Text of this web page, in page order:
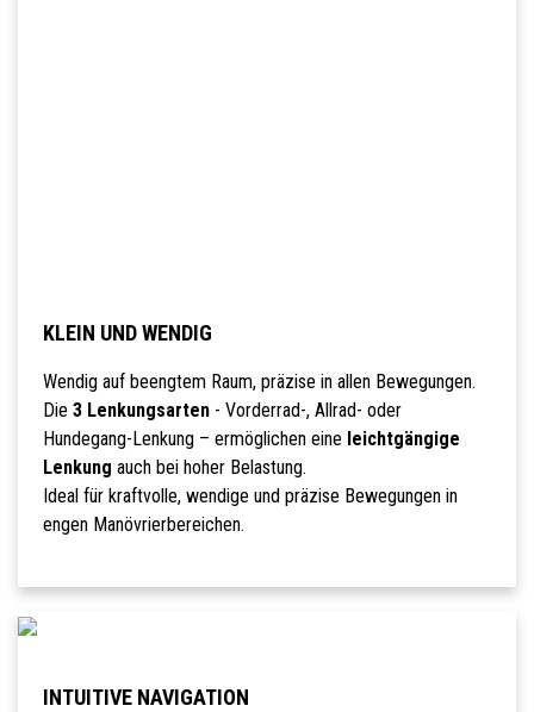
KLEIN UND WENDIG
Wendig auf beengtem Raum, präzise in allen Bewegungen.
Die 3 Lenkungsarten- Vorderrad-, Allrad- oder
Hundegang-Lenkung – ermöglichen eine leichtgängige
Lenkung auch bei hoher Belastung.
Ideal für kraftvolle, wendige und präzise Bewegungen in
engen Manövrierbereichen.
INTUITIVE NAVIGATION